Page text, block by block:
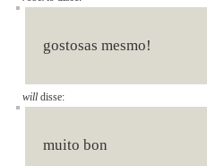
gostosas mesmo!
will disse:
muito bon